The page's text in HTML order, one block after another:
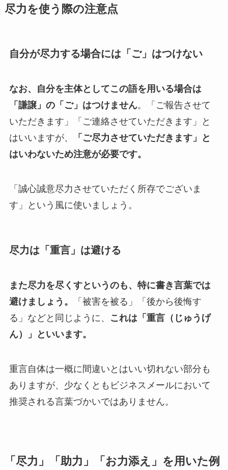
尽力を使う際の注意点
自分が尽力する場合には「ご」はつけない
なお、自分を主体としてこの語を用いる場合は
「謙譲」の「ご」はつけません。「ご報告させて
いただきます」「ご連絡させていただきます」と
はいいますが、
「ご尽力させていただきます」と
はいわないため注意が必要です。
「誠心誠意尽力させていただく所存でございま
す」という風に使いましょう。
尽力は「重言」は避ける
また尽力を尽くすというのも、特に書き言葉では
避けましょう。
「被害を被る」「後から後悔す
る」などと同じように、
これは「重言（じゅうげ
ん）」といいます。
重言自体は一概に間違いとはいい切れない部分も
ありますが、少なくともビジネスメールにおいて
推奨される言葉づかいではありません。
「尽力」「助力」「お力添え」を用いた例